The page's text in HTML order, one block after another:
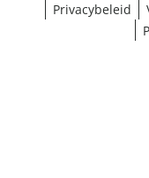
Privacybeleid